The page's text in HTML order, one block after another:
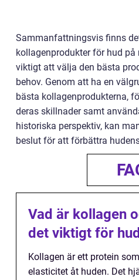
Sammanfattningsvis finns
kollagenprodukter för hud
viktigt att välja den bästa
behov. Genom att ha en
bästa kollagenprodukterna,
deras skillnader samt
historiska perspektiv, kan
beslut för att förbättra
Vad är kollagen
det viktigt för
Kollagen är ett protein
elasticitet åt huden. Det